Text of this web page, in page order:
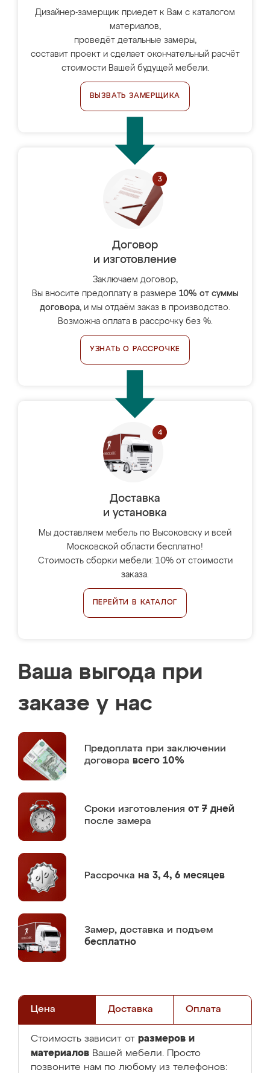
Дизайнер-замерщик приедет к Вам с каталогом
материалов,
проведёт детальные замеры,
составит проект и сделает окончательный расчёт
стоимости Вашей будущей мебели.
ВЫЗВАТЬ ЗАМЕРЩИКА
Договор
и изготовление
Заключаем договор,
Вы вносите предоплату в размере 10% от суммы
договора, и мы отдаём заказ в производство.
Возможна оплата в рассрочку без %.
УЗНАТЬ О РАССРОЧКЕ
Доставка
и установка
Мы доставляем мебель по Высоковску и всей
Московской области бесплатно!
Стоимость сборки мебели: 10% от стоимости
заказа.
ПЕРЕЙТИ В КАТАЛОГ
Ваша выгода при
заказе у нас
Предоплата при заключении
договора всего 10%
Сроки изготовления от 7 дней
после замера
Рассрочка на 3, 4, 6 месяцев
Замер, доставка и подъем
бесплатно
Цена Доставка Оплата
Стоимость зависит от размеров и
материалов Вашей мебели. Просто
позвоните нам по любому из телефонов: